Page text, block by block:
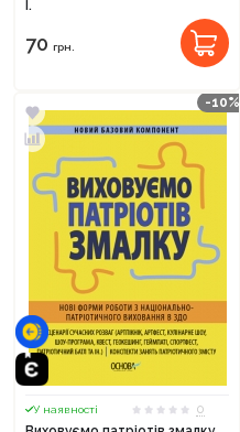
І.
70 грн.
-10%
У наявності
0